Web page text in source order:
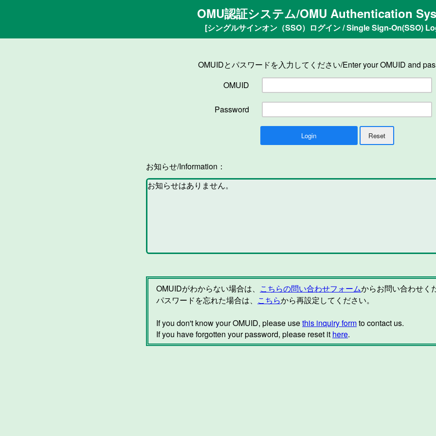
OMU認証システム/OMU Authentication
[シングルサインオン（SSO）ログイン / Single Sign-On(SSO)
OMUIDとパスワードを入力してください/Enter your OMUID and
OMUID
Password
お知らせ/Information：
OMUIDがわからない場合は、 こちらの問い合わせフォームからお問い合わせく
パスワードを忘れた場合は、 こちらから再設定してください。
If you don't know your OMUID, please usethis inquiry formto contact us.
If you have forgotten your password, please reset it here.